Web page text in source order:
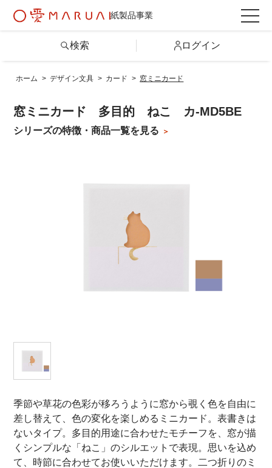
紙製品事業
卸売業・小売業のお客様
企業情報
検索 ログイン
ホーム > デザイン文具 > カード > 窓ミニカード
窓ミニカード 多目的 ねこ カ-MD5BE
シリーズの特徴・商品一覧を見る
季節や草花の色彩が移ろうように窓から覗く色を自由に
差し替えて、色の変化を楽しめるミニカード。表書きは
ないタイプ。多目的用途に合わせたモチーフを、窓が描
くシンプルな「ねこ」のシルエットで表現。思いを込め
て、時節に合わせてお使いいただけます。二つ折りのミ